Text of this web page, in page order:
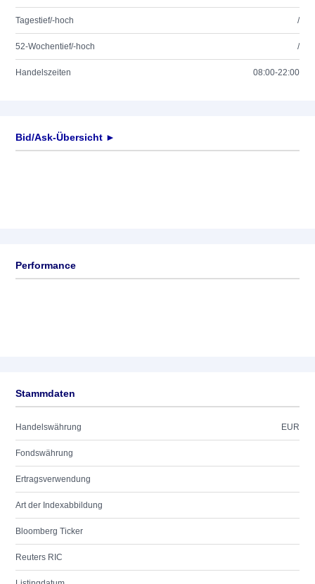
Tagestief/-hoch /
52-Wochentief/-hoch /
Handelszeiten 08:00-22:00
Bid/Ask-Übersicht ►
Performance
Stammdaten
Handelswährung EUR
Fondswährung
Ertragsverwendung
Art der Indexabbildung
Bloomberg Ticker
Reuters RIC